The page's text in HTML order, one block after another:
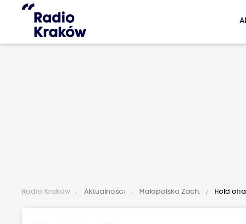
Radio Kraków Aktualności Małopolska Zach. Hołd